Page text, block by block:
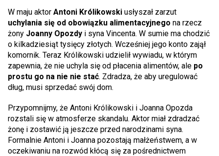
W maju aktor Antoni Królikowski usłyszał zarzut
uchylania się od obowiązku alimentacyjnego na rzecz
żony Joanny Opozdy i syna Vincenta. W sumie ma chodzić
o kilkadziesiąt tysięcy złotych. Wcześniej jego konto zajął
komornik. Teraz Królikowski udzielił wywiadu, w którym
zapewnia, że nie uchyla się od płacenia alimentów, ale po
prostu go na nie nie stać. Zdradza, że aby uregulować
dług, musi sprzedać swój dom.
Przypomnijmy, że Antoni Królikowski i Joanna Opozda
rozstali się w atmosferze skandalu. Aktor miał zdradzać
żonę i zostawić ją jeszcze przed narodzinami syna.
Formalnie Antoni i Joanna pozostają małżeństwem, a w
oczekiwaniu na rozwód kłócą się za pośrednictwem